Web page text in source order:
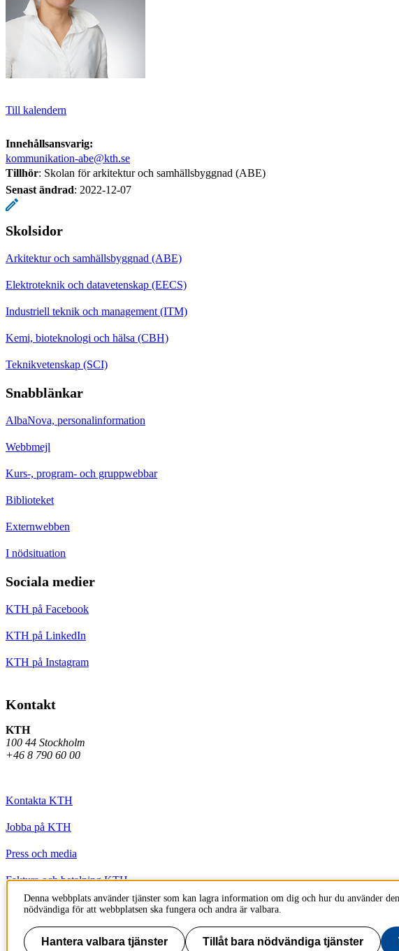
Till kalendern
Innehållsansvarig:
kommunikation-abe@kth.se
Tillhör: Skolan för arkitektur och samhällsbyggnad (ABE)
Senast ändrad: 2022-12-07
Skolsidor
Arkitektur och samhällsbyggnad (ABE)
Elektroteknik och datavetenskap (EECS)
Industriell teknik och management (ITM)
Kemi, bioteknologi och hälsa (CBH)
Teknikvetenskap (SCI)
Snabblänkar
AlbaNova, personalinformation
Webbmejl
Kurs-, program- och gruppwebbar
Biblioteket
Externwebben
I nödsituation
Sociala medier
KTH på Facebook
KTH på LinkedIn
KTH på Instagram
Kontakt
KTH
100 44 Stockholm
+46 8 790 60 00
Kontakta KTH
Jobba på KTH
Press och media
Faktura och betalning KTH
Om KTH:s webbplatser
Tillgänglighetsredogörelse
Denna webbplats använder tjänster som kan lagra information om dig och hur du använder
nödvändiga för att webbplatsen ska fungera och andra är valbara.
Hantera valbara tjänster Tillåt bara nödvändiga tjänster